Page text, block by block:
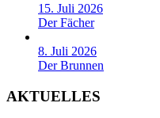
15. Juli 2026
Der Fächer
8. Juli 2026
Der Brunnen
AKTUELLES